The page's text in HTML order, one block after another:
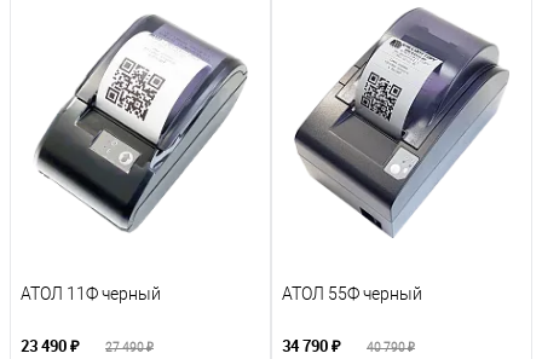
АТОЛ 11Ф черный
23 490 ₽ 27 490 ₽
АТОЛ 55Ф черный
34 790 ₽ 40 790 ₽